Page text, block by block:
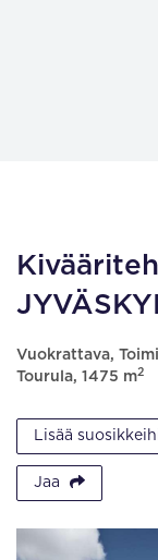
Vuokrattava,
Tourula, 1475 m2
Lisää
Jaa